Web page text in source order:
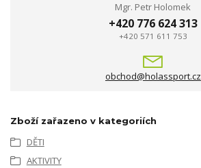
Mgr. Petr Holomek
+420 776 624 313
+420 571 611 753
obchod@holassport.cz
Zboží zařazeno v kategoriích
DĚTI
AKTIVITY